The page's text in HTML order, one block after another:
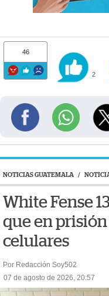
46
2
NOTICIAS GUATEMALA /
White Fense
que en
celulares
Por Redacción Soy502
07 de agosto de 2026, 20:57